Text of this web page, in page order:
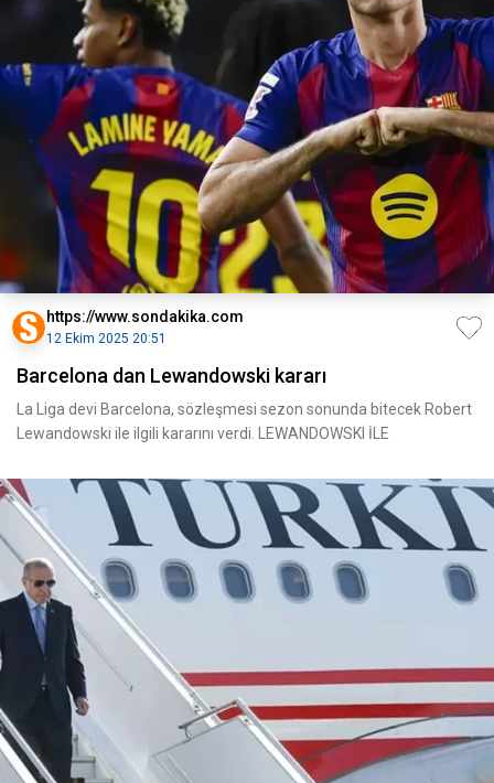
https://www.sondakika.com
12 Ekim 2025 20:51
Barcelona dan Lewandowski kararı
La Liga devi Barcelona, sözleşmesi sezon sonunda bitecek Robert
Lewandowski ile ilgili kararını verdi. LEWANDOWSKI İLE